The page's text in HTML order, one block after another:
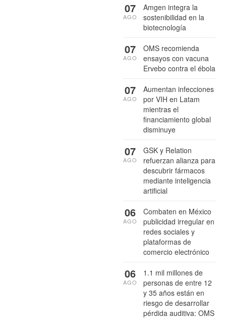
Amgen integra la
sostenibilidad en la
biotecnología
07
AGO
OMS recomienda
ensayos con vacuna
Ervebo contra el ébola
07
AGO
Aumentan infecciones
por VIH en Latam
mientras el
financiamiento global
disminuye
07
AGO
GSK y Relation
refuerzan alianza para
descubrir fármacos
mediante inteligencia
artificial
07
AGO
Combaten en México
publicidad irregular en
redes sociales y
plataformas de
comercio electrónico
06
AGO
1.1 mil millones de
personas de entre 12
y 35 años están en
riesgo de desarrollar
pérdida auditiva: OMS
06
AGO